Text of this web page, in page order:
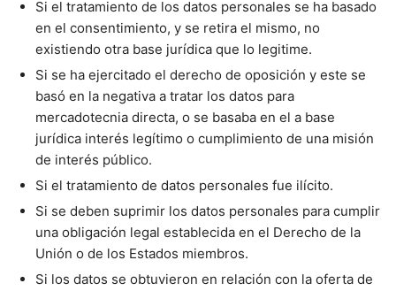
Si el tratamiento de los datos personales se ha basado
en el consentimiento, y se retira el mismo, no
existiendo otra base jurídica que lo legitime.
Si se ha ejercitado el derecho de oposición y este se
basó en la negativa a tratar los datos para
mercadotecnia directa, o se basaba en el a base
jurídica interés legítimo o cumplimiento de una misión
de interés público.
Si el tratamiento de datos personales fue ilícito.
Si se deben suprimir los datos personales para cumplir
una obligación legal establecida en el Derecho de la
Unión o de los Estados miembros.
Si los datos se obtuvieron en relación con la oferta de